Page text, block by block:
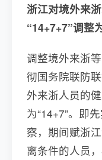
浙江对境外来
“14+7+7”调整
调整境外来浙
彻国务院联防
外来浙人员的
为“14+7”。即
察，期间赋浙
离条件的人员